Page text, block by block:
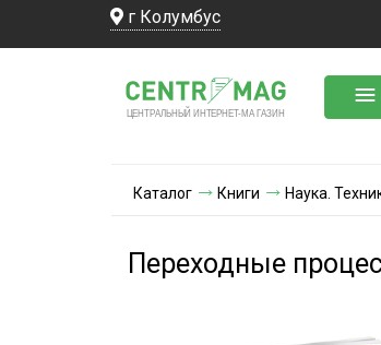
г Колумбус
ЦЕНТРАЛЬНЫЙ ИНТЕРНЕТ-МА ГАЗИН
Каталог Книги Наука.
Переходные